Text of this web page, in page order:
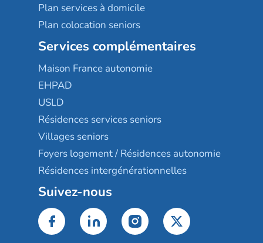
Plan services à domicile
Plan colocation seniors
Services complémentaires
Maison France autonomie
EHPAD
USLD
Résidences services seniors
Villages seniors
Foyers logement / Résidences autonomie
Résidences intergénérationnelles
Suivez-nous